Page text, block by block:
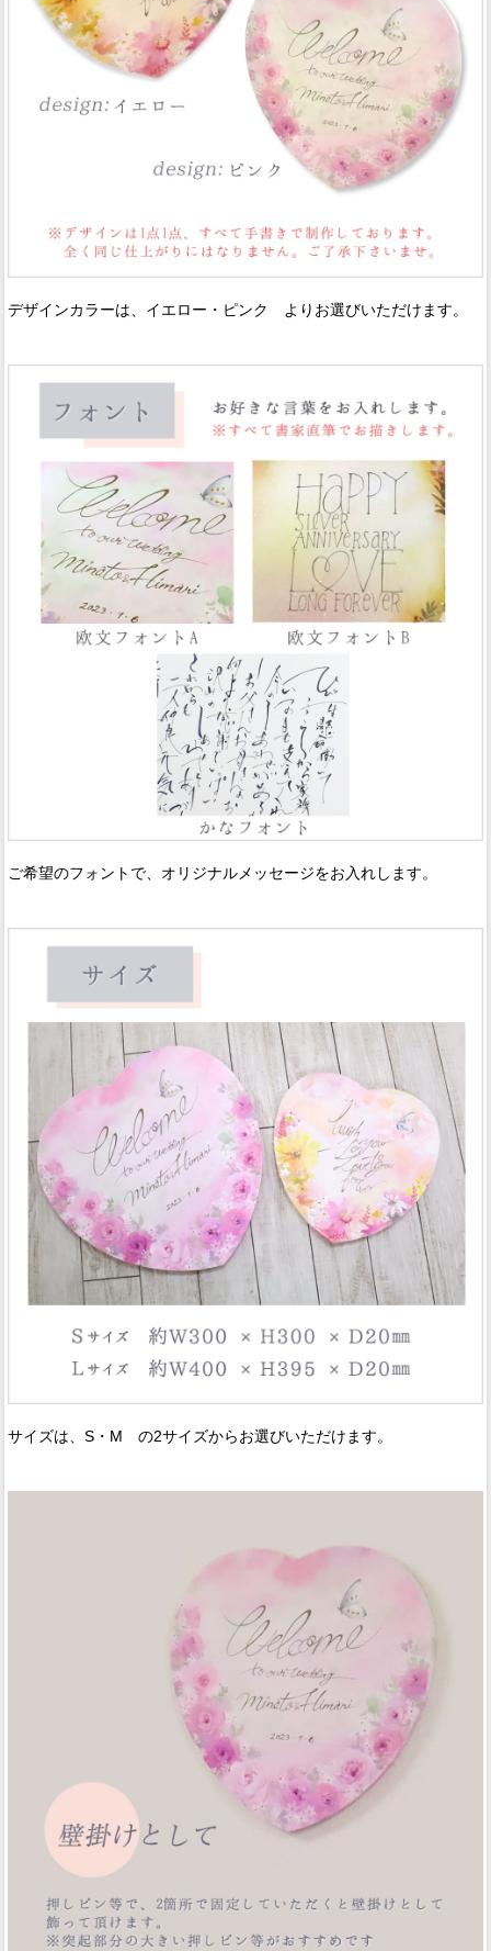
デザインカラーは、イエロー・ピンク よりお選びいただけます。
ご希望のフォントで、オリジナルメッセージをお入れします。
サイズは、S・M の2サイズからお選びいただけます。